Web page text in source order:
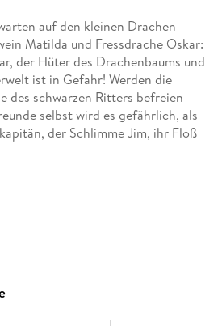
auf den kleinen Drachen
Matilda und Fressdrache Oskar:
der Hüter des Drachenbaums und
ist in Gefahr! Werden die
des schwarzen Ritters befreien
selbst wird es gefährlich, als
der Schlimme Jim, ihr Floß
behauptet wird, sondern sitzt
Nordmannen haben Gudröd auf
weil er angeblich das goldene
im selbstgebauten Drachenboot